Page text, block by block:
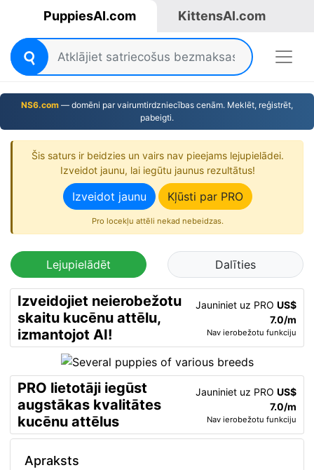
PuppiesAI.com KittensAI.com
NS6.com — domēni par vairumtirdzniecības cenām. Meklēt, reģistrēt,
pabeigti.
Šis saturs ir beidzies un vairs nav pieejams lejupielādei.
Izveidot jaunu, lai iegūtu jaunus rezultātus!
Izveidot jaunu Kļūsti par PRO
Pro locekļu attēli nekad nebeidzas.
Lejupielādēt Dalīties
Izveidojiet neierobežotu
skaitu kucēnu attēlu,
izmantojot AI!
Jauniniet uz PRO US$
7.0/m
Nav ierobežotu funkciju
PRO lietotāji iegūst
augstākas kvalitātes
kucēnu attēlus
Jauniniet uz PRO US$
7.0/m
Nav ierobežotu funkciju
Apraksts